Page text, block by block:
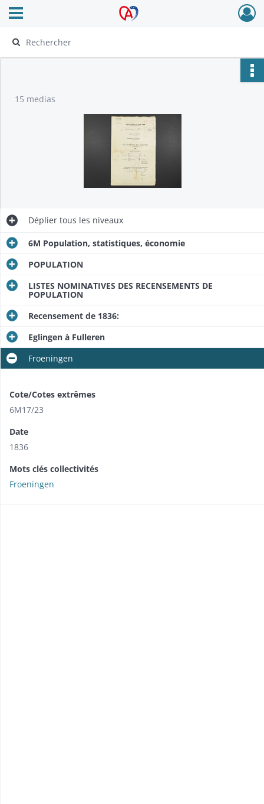
Archives Alsace - Colmar
Ouvrir le menu déroulant
15 medias
Déplier tous les niveaux
6M Population, statistiques, économie
POPULATION
LISTES NOMINATIVES DES RECENSEMENTS DE
POPULATION
Recensement de 1836:
Eglingen à Fulleren
Froeningen
Cote/Cotes extrêmes
6M17/23
Date
1836
Mots clés collectivités
Froeningen